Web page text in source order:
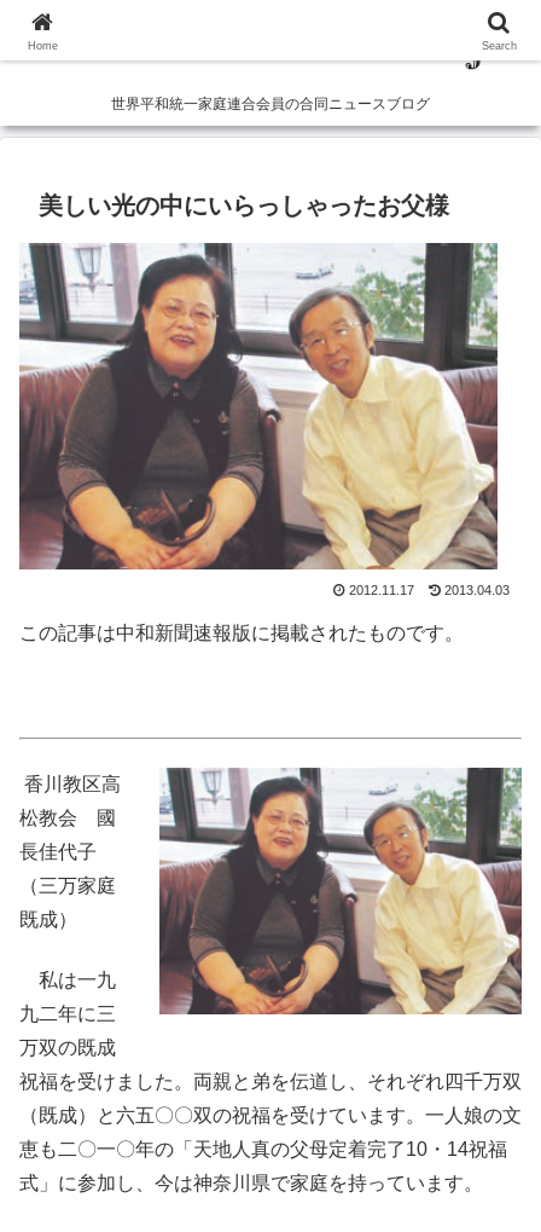
世界平和統一家庭連合会員の合同ニュースブログ
美しい光の中にいらっしゃったお父様
2012.11.17 2013.04.03
この記事は中和新聞速報版に掲載されたものです。
香川教区高
松教会 國
長佳代子
（三万家庭
既成）
私は一九
九二年に三
万双の既成
祝福を受けました。両親と弟を伝道し、それぞれ四千万双
（既成）と六五〇〇双の祝福を受けています。一人娘の文
恵も二〇一〇年の「天地人真の父母定着完了10・14祝福
式」に参加し、今は神奈川県で家庭を持っています。
Home Search